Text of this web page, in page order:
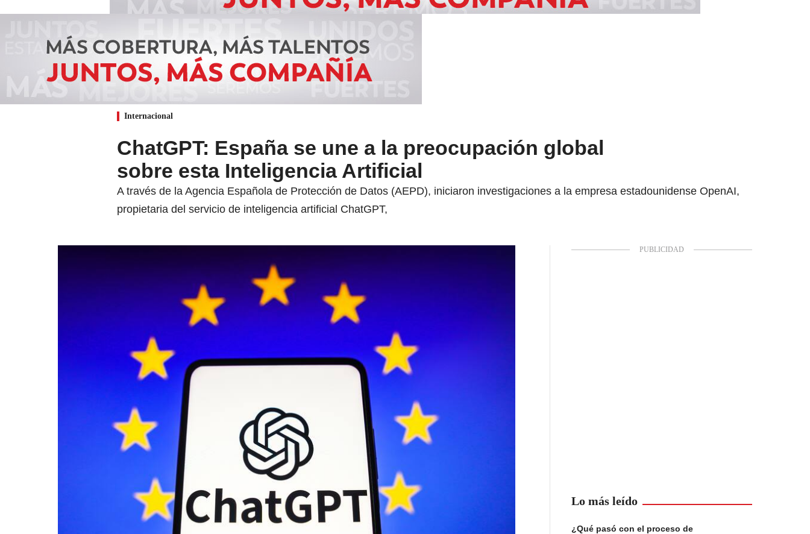
Internacional
ChatGPT: España se une a la preocupación global
sobre esta Inteligencia Artificial
A través de la Agencia Española de Protección de Datos (AEPD), iniciaron investigaciones a la empresa estadounidense OpenAI,
propietaria del servicio de inteligencia artificial ChatGPT,
Lo más leído
¿Qué pasó con el proceso de